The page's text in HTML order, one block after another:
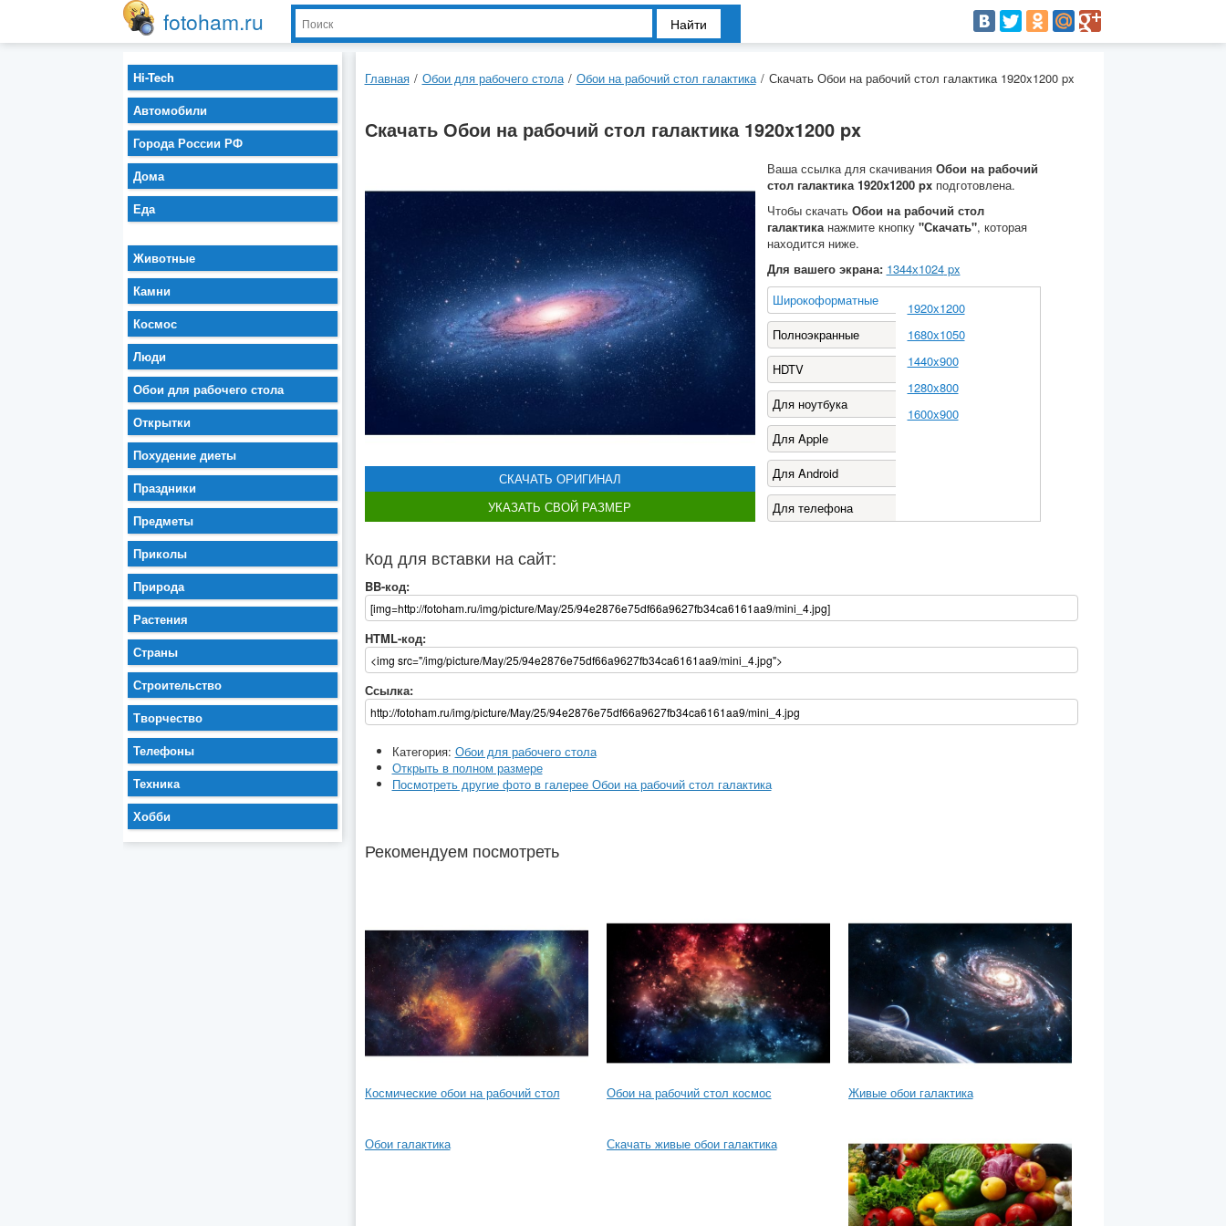
fotoham.ru Найти
Главная / Обои для рабочего стола / Обои на рабочий стол галактика / Скачать Обои на рабочий стол галактика 1920x1200 px
Скачать Обои на рабочий стол галактика 1920x1200 px
СКАЧАТЬ ОРИГИНАЛ
УКАЗАТЬ СВОЙ РАЗМЕР
Ваша ссылка для скачивания Обои на рабочий
стол галактика 1920x1200 pxподготовлена.
Чтобы скачать Обои на рабочий стол
галактиканажмите кнопку "Скачать", которая
находится ниже.
Для вашего экрана: 1344х1024px
Широкоформатные
Полноэкранные
HDTV
Для ноутбука
Для Apple
Для Android
Для телефона
1920x1200
1680x1050
1440x900
1280x800
1600x900
Код для вставки на сайт:
BB-код:
HTML-код:
Ссылка:
Категория: Обои для рабочего стола
Открыть в полном размере
Посмотреть другие фото в галерее Обои на рабочий стол галактика
Рекомендуем посмотреть
Космические обои на рабочий стол Обои на рабочий стол космос Живые обои галактика
Обои галактика Скачать живые обои галактика
Hi-Tech
Автомобили
Города России РФ
Дома
Еда
Животные
Камни
Космос
Люди
Обои для рабочего стола
Открытки
Похудение диеты
Праздники
Предметы
Приколы
Природа
Растения
Страны
Строительство
Творчество
Телефоны
Техника
Хобби